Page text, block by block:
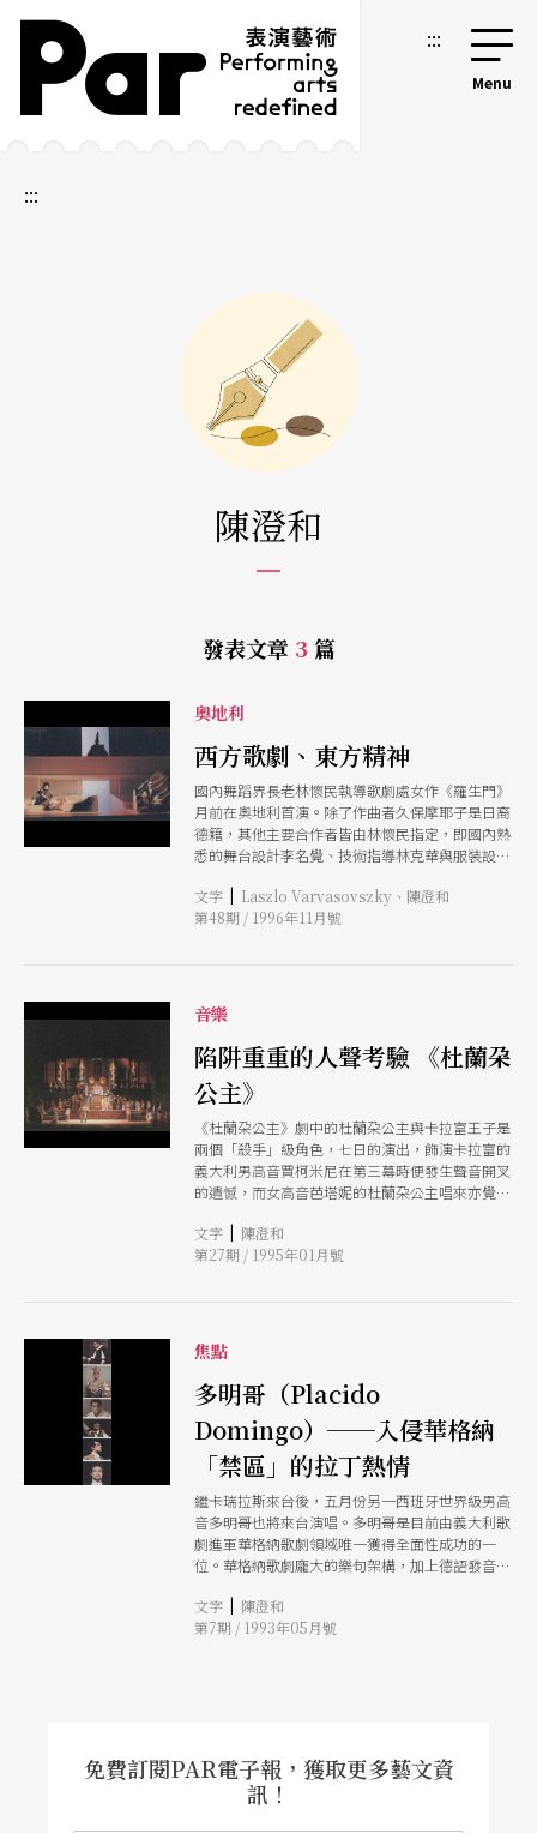
跳到主要內容區塊
網站導覽 :::
:::
陳澄和
發表文章 3 篇
奧地利
西方歌劇、東方精神
國內舞蹈界長老林懷民執導歌劇處女作《羅生門》
月前在奧地利首演。除了作曲者久保摩耶子是日裔
德籍，其他主要合作者皆由林懷民指定，即國內熟
悉的舞台設計李名覺、技術指導林克華與服裝設計
又留下什麼印象？
文字 | Laszlo Varvasovszky、陳澄和
第48期 / 1996年11月號
音樂
陷阱重重的人聲考驗 《杜蘭朶
公主》
《杜蘭朶公主》劇中的杜蘭朶公主與卡拉富王子是
兩個「殺手」級角色，七日的演出，飾演卡拉富的
義大利男高音賈柯米尼在第三幕時便發生聲音開叉
的遺憾，而女高音芭塔妮的杜蘭朶公主唱來亦覺如
文字 | 陳澄和
第27期 / 1995年01月號
焦點
多明哥（Placido
Domingo）──入侵華格納
「禁區」的拉丁熱情
繼卡瑞拉斯來台後，五月份另一西班牙世界級男高
音多明哥也將來台演唱。多明哥是目前由義大利歌
劇進軍華格納歌劇領域唯一獲得全面性成功的一
位。華格納歌劇龐大的樂句架構，加上德語發音，
表示，華格納歌劇是他個人演唱的「limit」（限
制），因此，多明哥雖然被一般媒體封稱僅次於帕
文字 | 陳澄和
第7期 / 1993年05月號
免費訂閱PAR電子報，獲取更多藝文資
訊！